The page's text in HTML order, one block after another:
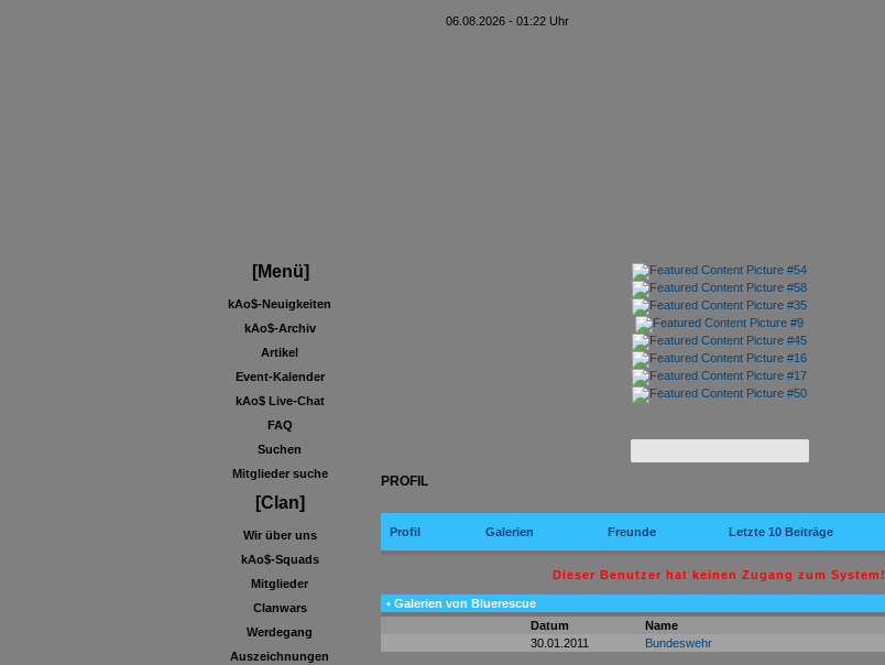
06.08.2026 - 01:22 Uhr
[Menü]
kAo$-Neuigkeiten
kAo$-Archiv
Artikel
Event-Kalender
kAo$ Live-Chat
FAQ
Suchen
Mitglieder suche
[Clan]
Wir über uns
kAo$-Squads
Mitglieder
Clanwars
Werdegang
Auszeichnungen
PROFIL
Profil Galerien Freunde Letzte 10 Beiträge
Dieser Benutzer hat keinen Zugang zum System!
• Galerien von Bluerescue
Datum
Name
30.01.2011
Bundeswehr